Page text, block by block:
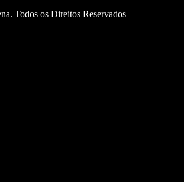
Todos os Direitos Reservados